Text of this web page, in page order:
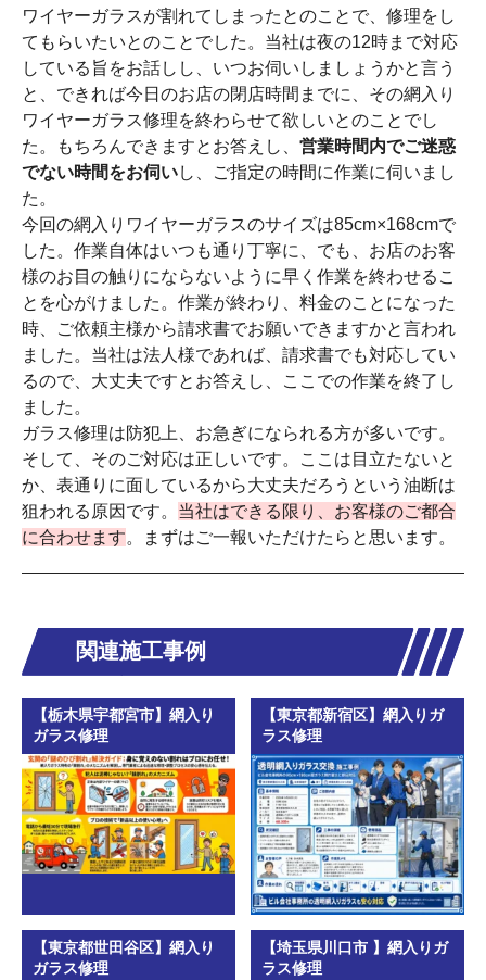
ワイヤーガラスが割れてしまったとのことで、修理をし
てもらいたいとのことでした。当社は夜の12時まで対応
している旨をお話しし、いつお伺いしましょうかと言う
と、できれば今日のお店の閉店時間までに、その網入り
ワイヤーガラス修理を終わらせて欲しいとのことでし
た。もちろんできますとお答えし、 営業時間内でご迷惑
でない時間をお伺いし、ご指定の時間に作業に伺いまし
た。
今回の網入りワイヤーガラスのサイズは85cm×168cmで
した。作業自体はいつも通り丁寧に、でも、お店のお客
様のお目の触りにならないように早く作業を終わせるこ
とを心がけました。作業が終わり、料金のことになった
時、ご依頼主様から請求書でお願いできますかと言われ
ました。当社は法人様であれば、請求書でも対応してい
るので、大丈夫ですとお答えし、ここでの作業を終了し
ました。
ガラス修理は防犯上、お急ぎになられる方が多いです。
そして、そのご対応は正しいです。ここは目立たないと
か、表通りに面しているから大丈夫だろうという油断は
狙われる原因です。 当社はできる限り、お客様のご都合
に合わせます。まずはご一報いただけたらと思います。
関連施工事例
【栃木県宇都宮市】網入り
ガラス修理
【東京都新宿区】網入りガ
ラス修理
【東京都世田谷区】網入り
ガラス修理
【埼玉県川口市 】網入りガ
ラス修理